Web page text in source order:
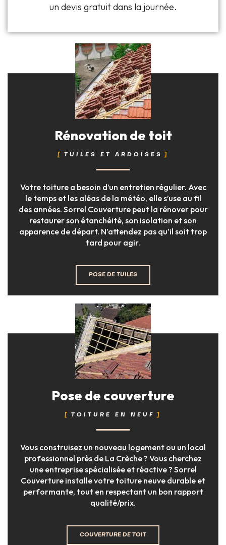
un devis gratuit dans la journée.
Rénovation de toit
TUILES ET ARDOISES
Votre toiture a besoin d’un entretien régulier. Avec
le temps et les aléas de la météo, elle s’use au fil
des années. Sorrel Couverture peut la rénover pour
restaurer son étanchéité, son isolation et son
apparence de départ. N’attendez pas qu’il soit trop
tard pour agir.
POSE DE TUILES
Pose de couverture
TOITURE EN NEUF
Vous construisez un nouveau logement ou un local
professionnel près de La Crèche ? Vous cherchez
une entreprise spécialisée et réactive ? Sorrel
Couverture installe votre toiture neuve durable et
performante, tout en respectant un bon rapport
qualité/prix.
COUVERTURE DE TOIT